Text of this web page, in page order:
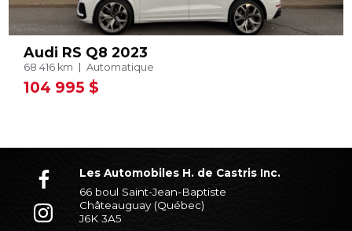
Audi RS Q8 2023
68 416 km Automatique
104 995 $
Les Automobiles H. de Castris Inc.
66 boul Saint-Jean-Baptiste
Châteauguay (Québec)
J6K 3A5